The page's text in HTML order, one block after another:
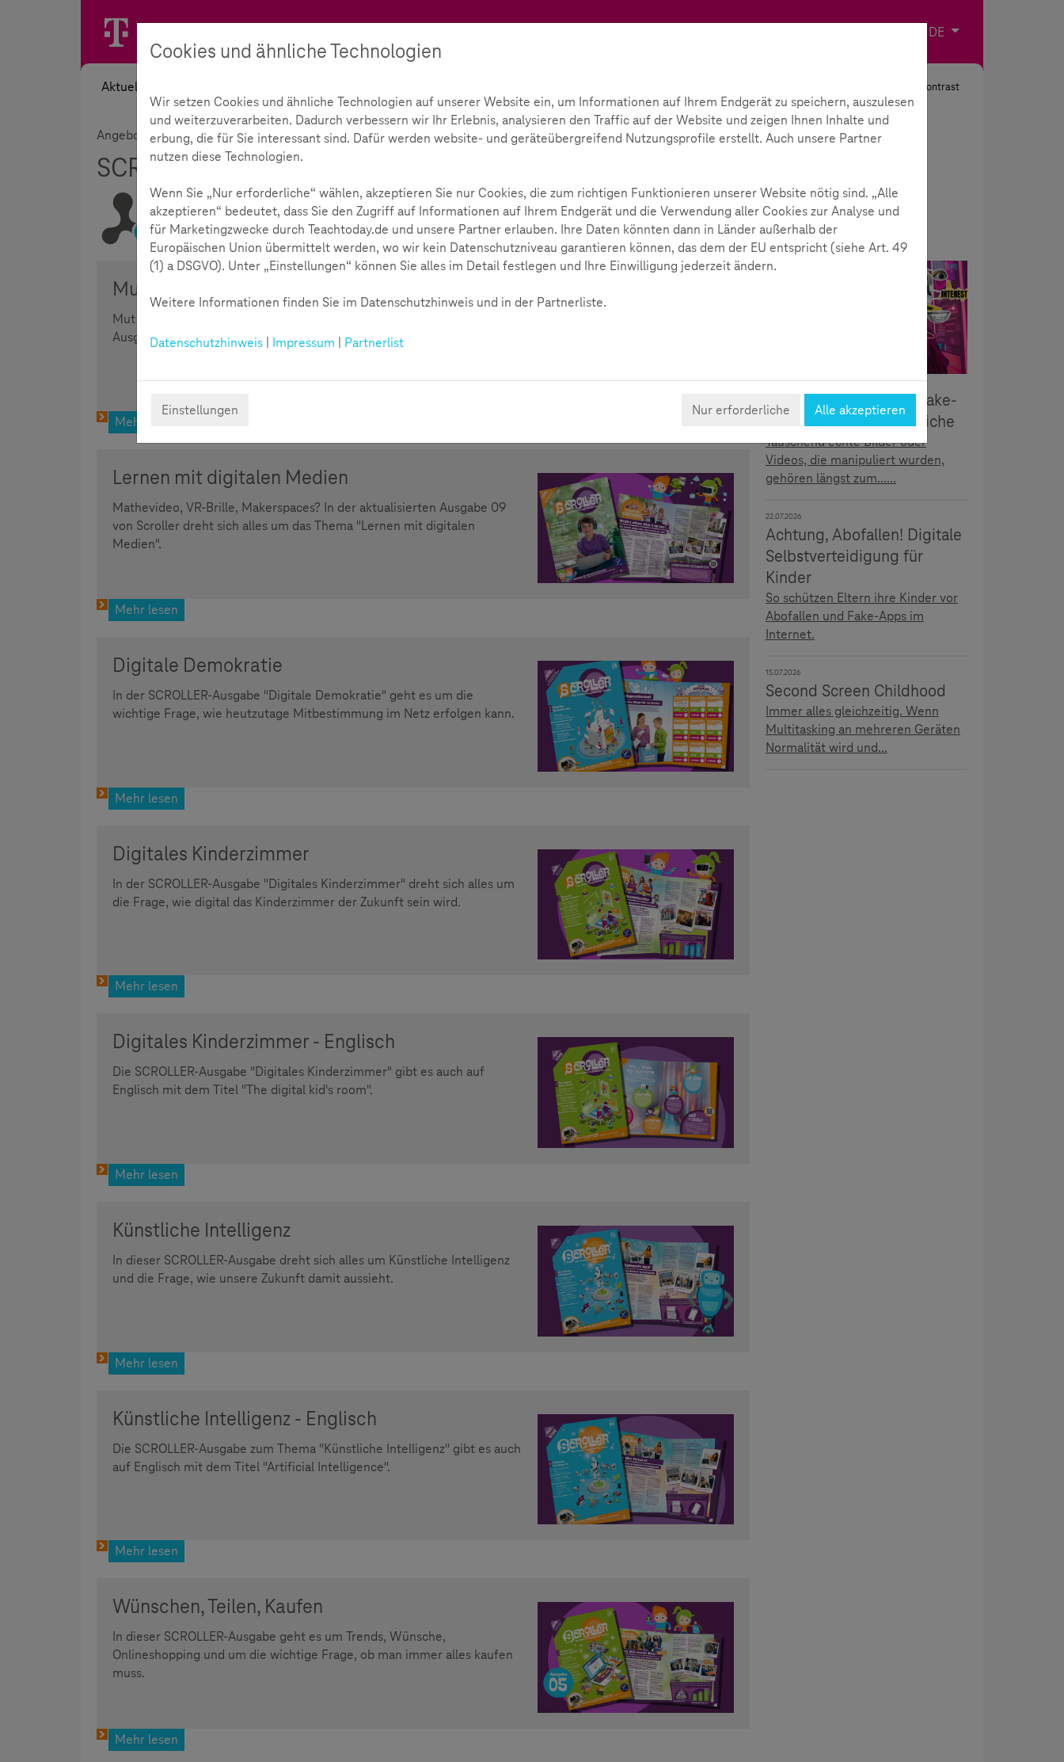
DE Sprache wählen
Aktuelles Kontrast
Angebote Materialien Kindermedienmagazin
SCROLLER - Das Kindermedienmagazin
Lesezeit:5Minuten
Mut im Netz
Mut im Netz zeigen - Wie das gehen kann, zeigt diese SCROLLER-
Ausgabe zum Thema digitale Zivilcourage.
Mehr lesen
Lernen mit digitalen Medien
Mathevideo, VR-Brille, Makerspaces? In der aktualisierten Ausgabe 09
von Scroller dreht sich alles um das Thema "Lernen mit digitalen
Medien".
Mehr lesen
Digitale Demokratie
In der SCROLLER-Ausgabe "Digitale Demokratie" geht es um die
wichtige Frage, wie heutzutage Mitbestimmung im Netz erfolgen kann.
Mehr lesen
Digitales Kinderzimmer
In der SCROLLER-Ausgabe "Digitales Kinderzimmer" dreht sich alles um
die Frage, wie digital das Kinderzimmer der Zukunft sein wird.
Mehr lesen
Digitales Kinderzimmer - Englisch
Die SCROLLER-Ausgabe "Digitales Kinderzimmer" gibt es auch auf
Englisch mit dem Titel "The digital kid's room".
Mehr lesen
Künstliche Intelligenz
In dieser SCROLLER-Ausgabe dreht sich alles um Künstliche Intelligenz
und die Frage, wie unsere Zukunft damit aussieht.
Mehr lesen
Künstliche Intelligenz - Englisch
Die SCROLLER-Ausgabe zum Thema "Künstliche Intelligenz" gibt es auch
auf Englisch mit dem Titel "Artificial Intelligence".
Mehr lesen
Wünschen, Teilen, Kaufen
In dieser SCROLLER-Ausgabe geht es um Trends, Wünsche,
Onlineshopping und um die wichtige Frage, ob man immer alles kaufen
muss.
Mehr lesen
5.08.2026
Täuschend echt: Deepfake-
Erkennung für Jugendliche
Täuschend echte Bilder oder
Videos, die manipuliert wurden,
gehören längst zum......
22.07.2026
Achtung, Abofallen! Digitale
Selbstverteidigung für
Kinder
So schützen Eltern ihre Kinder vor
Abofallen und Fake-Apps im
Internet.
15.07.2026
Second Screen Childhood
Immer alles gleichzeitig. Wenn
Multitasking an mehreren Geräten
Normalität wird und...
Cookies und ähnliche Technologien
Wir setzen Cookies und ähnliche Technologien auf unserer Website ein, um Informationen auf Ihrem Endgerät zu speichern, auszulesen
und weiterzuverarbeiten. Dadurch verbessern wir Ihr Erlebnis, analysieren den Traffic auf der Website und zeigen Ihnen Inhalte und
erbung, die für Sie interessant sind. Dafür werden website- und geräteübergreifend Nutzungsprofile erstellt. Auch unsere Partner
nutzen diese Technologien.
Wenn Sie „Nur erforderliche“ wählen, akzeptieren Sie nur Cookies, die zum richtigen Funktionieren unserer Website nötig sind. „Alle
akzeptieren“ bedeutet, dass Sie den Zugriff auf Informationen auf Ihrem Endgerät und die Verwendung aller Cookies zur Analyse und
für Marketingzwecke durch Teachtoday.de und unsere Partner erlauben. Ihre Daten könnten dann in Länder außerhalb der
Europäischen Union übermittelt werden, wo wir kein Datenschutzniveau garantieren können, das dem der EU entspricht (siehe Art. 49
(1) a DSGVO). Unter „Einstellungen“ können Sie alles im Detail festlegen und Ihre Einwilligung jederzeit ändern.
Weitere Informationen finden Sie im Datenschutzhinweis und in der Partnerliste.
Datenschutzhinweis Impressum Partnerlist
Einstellungen Nur erforderliche Alle akzeptieren